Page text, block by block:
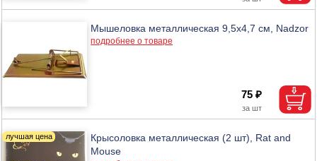
Мышеловка металлическая 9,5х4,7 см, Nadzor
подробнее о товаре
75 ₽
Крысоловка металлическая (2 шт), Rat and
Mouse